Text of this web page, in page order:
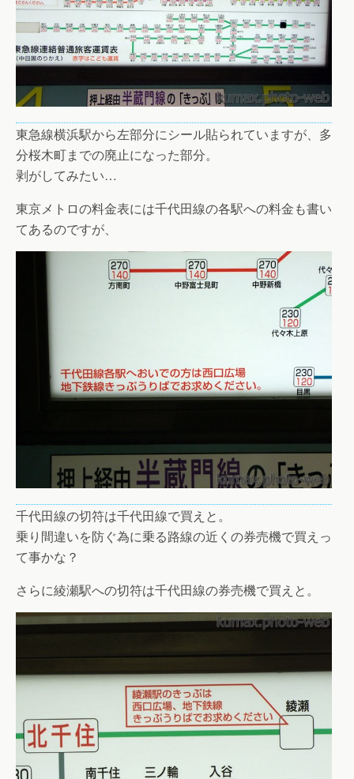
東急線横浜駅から左部分にシール貼られていますが、多
分桜木町までの廃止になった部分。
剥がしてみたい…
東京メトロの料金表には千代田線の各駅への料金も書い
てあるのですが、
千代田線の切符は千代田線で買えと。
乗り間違いを防ぐ為に乗る路線の近くの券売機で買えっ
て事かな？
さらに綾瀬駅への切符は千代田線の券売機で買えと。